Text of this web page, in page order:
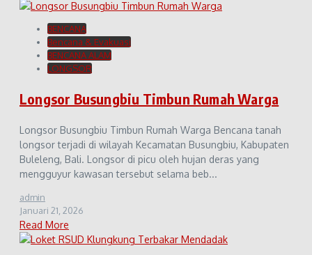
BENCANA
Bencana & Evakuasi
BENCANA ALAM
LONGSOR
Longsor Busungbiu Timbun Rumah Warga
Longsor Busungbiu Timbun Rumah Warga Bencana tanah
longsor terjadi di wilayah Kecamatan Busungbiu, Kabupaten
Buleleng, Bali. Longsor di picu oleh hujan deras yang
mengguyur kawasan tersebut selama beb...
admin
Januari 21, 2026
Read More